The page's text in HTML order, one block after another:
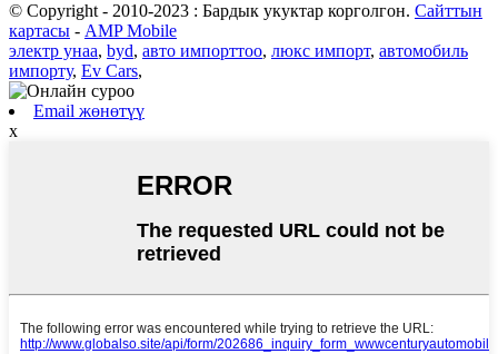
© Copyright - 2010-2023 : Бардык укуктар корголгон. Сайттын
картасы - AMP Mobile
электр унаа, byd, авто импорттоо, люкс импорт, автомобиль
импорту, Ev Cars,
Email жөнөтүү
x